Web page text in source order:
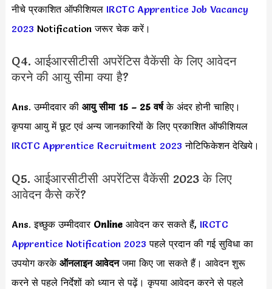
नीचे प्रकाशित ऑफीशियल IRCTC Apprentice Job Vacancy
2023 Notification जरूर चेक करें।
Q4. आईआरसीटीसी अपरेंटिस वैकेंसी के लिए आवेदन
करने की आयु सीमा क्या है?
Ans. उम्मीदवार की आयु सीमा 15 – 25 वर्षके अंदर होनी चाहिए।
कृपया आयु में छूट एवं अन्य जानकारियों के लिए प्रकाशित ऑफीशियल
IRCTC Apprentice Recruitment 2023 नोटिफिकेशन देखिये।
Q5. आईआरसीटीसी अपरेंटिस वैकेंसी 2023 के लिए
आवेदन कैसे करें?
Ans. इच्छुक उम्मीदवार Online आवेदन कर सकते हैं, IRCTC
Apprentice Notification 2023 पहले प्रदान की गई सुविधा का
उपयोग करके ऑनलाइन आवेदनजमा किए जा सकते हैं। आवेदन शुरू
करने से पहले निर्देशों को ध्यान से पढ़ें। कृपया आवेदन करने से पहले